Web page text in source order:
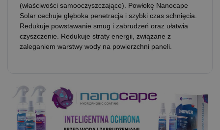
(właściwości samooczyszczające). Powłokę Nanocape
Solar cechuje głęboka penetracja i szybki czas schnięcia.
Redukuje powstawanie smug i zabrudzeń oraz ułatwia
czyszczenie. Redukuje straty energii, związane z
zaleganiem warstwy wody na powierzchni paneli.